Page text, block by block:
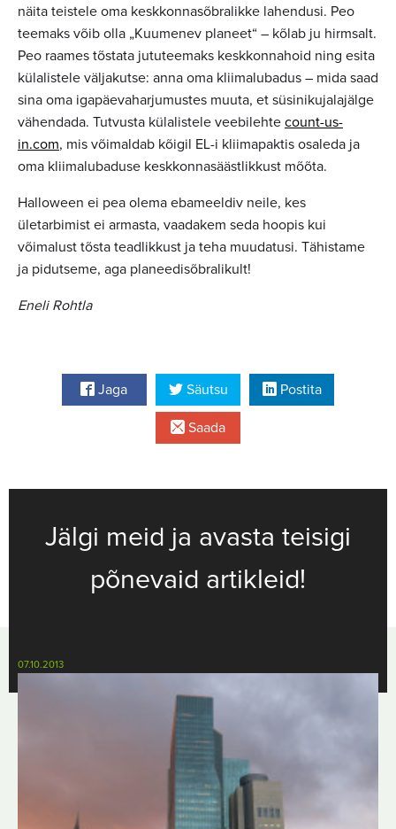
näita teistele oma keskkonnasõbralikke lahendusi. Peo
teemaks võib olla „Kuumenev planeet“ – kõlab ju hirmsalt.
Peo raames tõstata jututeemaks keskkonnahoid ning esita
külalistele väljakutse: anna oma kliimalubadus – mida saad
sina oma igapäevaharjumustes muuta, et süsinikujalajälge
vähendada. Tutvusta külalistele veebilehte count-us-
in.com, mis võimaldab kõigil EL-i kliimapaktis osaleda ja
oma kliimalubaduse keskkonnasäästlikkust mõõta.
Halloween ei pea olema ebameeldiv neile, kes
ületarbimist ei armasta, vaadakem seda hoopis kui
võimalust tõsta teadlikkust ja teha muudatusi. Tähistame
ja pidutseme, aga planeedisõbralikult!
Eneli Rohtla
Jaga Säutsu Postita
Saada
Jälgi meid ja avasta teisigi
põnevaid artikleid!
07.10.2013